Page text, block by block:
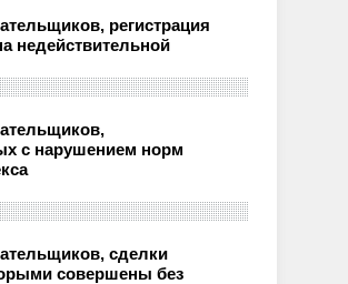
регистрация
недействительной
с нарушением норм
сделки
совершены без